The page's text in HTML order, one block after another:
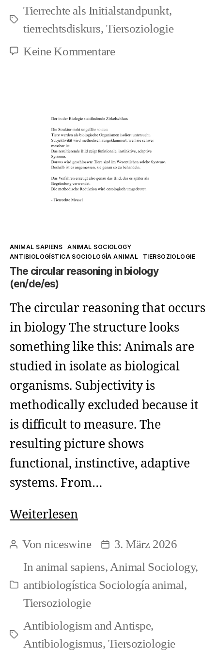
Schlagwörter
Tierrechte als Initialstandpunkt,
tierrechtsdiskurs, Tiersoziologie
Keine Kommentarezu
Herrschaft
Kategorien
ANIMAL SAPIENS
ANIMAL SOCIOLOGY
ANTIBIOLOGÍSTICA SOCIOLOGÍA ANIMAL
TIERSOZIOLOGIE
The circular reasoning in biology
(en/de/es)
The circular reasoning that occurs
in biology The structure looks
something like this: Animals are
studied in isolate as biological
organisms. Subjectivity is
methodically excluded because it
is difficult to measure. The
resulting picture shows
functional, instinctive, adaptive
systems. From…
WeiterlesenThe
reasoning
in
biology
(en/de/es)
Beitragsautor
Vonniceswine Beitragsdatum
3. März 2026
Kategorien
In animal sapiens, Animal Sociology,
antibiologística Sociología animal,
Tiersoziologie
Schlagwörter
Antibiologism and Antispe,
Antibiologismus, Tiersoziologie